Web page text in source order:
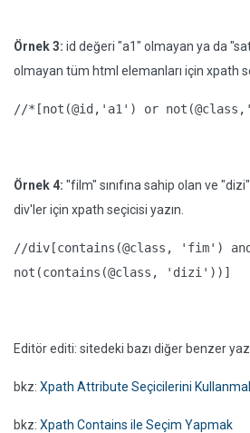
Örnek 3: id değeri "a1" olmayan ya da
olmayan tüm html elemanları için xpath
//*[not(@id,'a1') or
Örnek 4: "film" sınıfına sahip olan ve
div'ler için xpath seçicisi yazın.
//div[contains(@class, 'fim') and
not(contains(@class, 'dizi'))]
Editör editi: sitedeki bazı diğer benzer
bkz: Xpath Attribute Seçicilerini
bkz: Xpath Contains ile Seçim Yapmak